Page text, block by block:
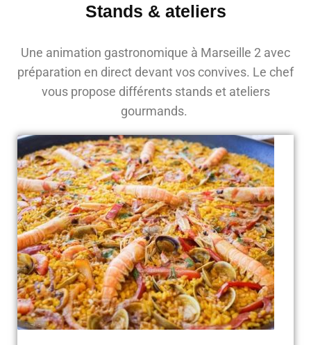
Stands & ateliers
Une animation gastronomique à Marseille 2 avec
préparation en direct devant vos convives. Le chef
vous propose différents stands et ateliers
gourmands.